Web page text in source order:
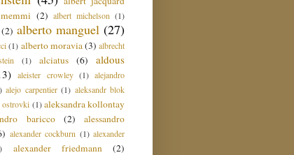
(2) albert michelson (1)
(2) alberto manguel (27)
(1) alberto moravia (3) albrecht
(1) alciatus (6)
aldous
aleister crowley (1) alejandro
alejo carpentier (1) aleksandr blok
ostrovki (1) aleksandra kollontay
baricco (2)
alessandro
alexander cockburn (1) alexander
alexander friedmann
(2)